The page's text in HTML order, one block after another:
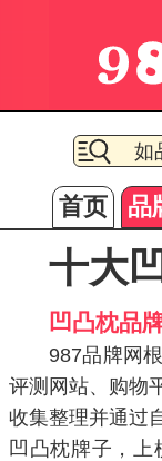
首页 品
十大
凹凸枕品
987品牌网
评测网站、购物
收集整理并通过
凹凸枕牌子，上